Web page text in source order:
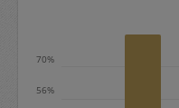
期は月2回ま
ンセル料は発
56%
70%